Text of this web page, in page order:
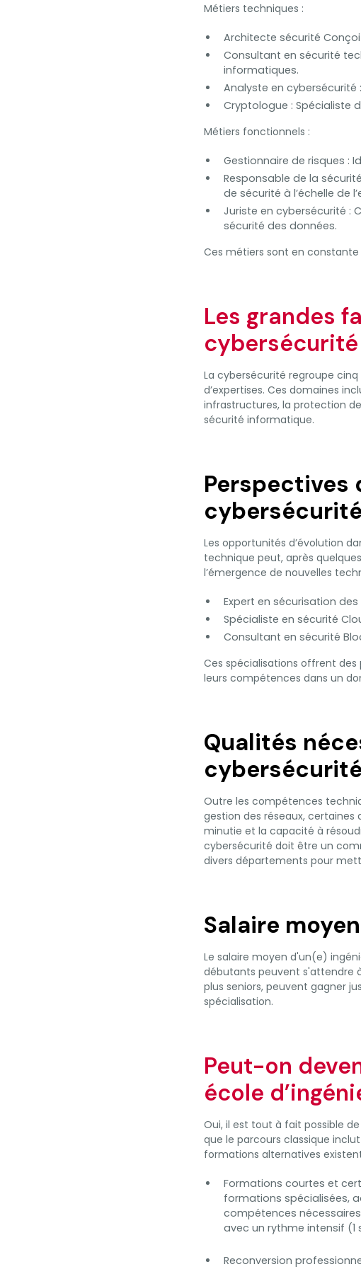
Métiers techniques :
Architecte sécurité
Consultant en sécurité
informatiques.
Analyste en cybersécurité
Cryptologue : Spécialiste
Métiers fonctionnels :
Gestionnaire de risques :
Responsable de la
de sécurité à l’échelle de
Juriste en cybersécurité :
sécurité des données.
Ces métiers sont en
Les grandes
cybersécurité
La cybersécurité regroupe
d’expertises. Ces domaines
infrastructures, la protection
sécurité informatique.
Perspectives
cybersécurité
Les opportunités d’évolution
technique peut, après
l’émergence de nouvelles
Expert en sécurisation
Spécialiste en sécurité
Consultant en sécurité
Ces spécialisations offrent
leurs compétences dans un
Qualités
cybersécurité
Outre les compétences
gestion des réseaux, certaines
minutie et la capacité à
cybersécurité doit être un
divers départements pour
Salaire
Le salaire moyen d'un(e)
débutants peuvent s'attendre
plus seniors, peuvent gagner
spécialisation.
Peut-on
école
Oui, il est tout à fait possible
que le parcours classique
formations alternatives
Formations courtes et
formations spécialisées,
compétences
avec un rythme intensif (1
Reconversion